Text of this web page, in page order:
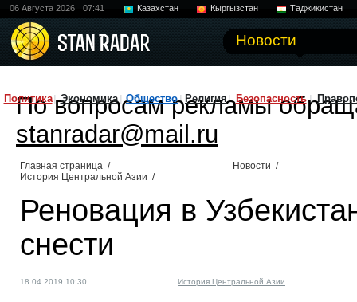
06 Августа 2026 07:41 Казахстан Кыргызстан Таджикистан
Новости
Политика Экономика Общество Религия Безопасность
По вопросам рекламы
stanradar@mail.ru
Главная страница / Новости /
История Центральной Азии /
Реновация в
снести
18.04.2019 10:30 История Центральной Азии